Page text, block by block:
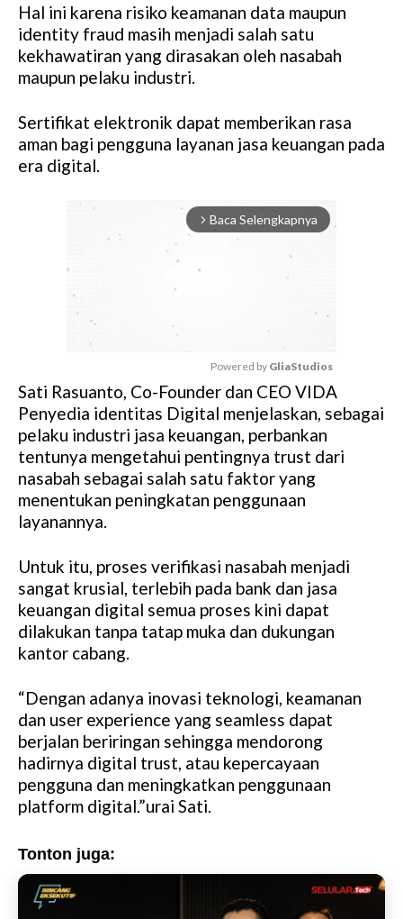
Hal ini karena risiko keamanan data maupun
identity fraud masih menjadi salah satu
kekhawatiran yang dirasakan oleh nasabah
maupun pelaku industri.
Sertifikat elektronik dapat memberikan rasa
aman bagi pengguna layanan jasa keuangan pada
era digital.
arrow_forward_ios Baca Selengkapnya
M
u
t
e
Powered by GliaStudios
Sati Rasuanto, Co-Founder dan CEO VIDA
Penyedia identitas Digital menjelaskan, sebagai
pelaku industri jasa keuangan, perbankan
tentunya mengetahui pentingnya trust dari
nasabah sebagai salah satu faktor yang
menentukan peningkatan penggunaan
layanannya.
Untuk itu, proses verifikasi nasabah menjadi
sangat krusial, terlebih pada bank dan jasa
keuangan digital semua proses kini dapat
dilakukan tanpa tatap muka dan dukungan
kantor cabang.
“Dengan adanya inovasi teknologi, keamanan
dan user experience yang seamless dapat
berjalan beriringan sehingga mendorong
hadirnya digital trust, atau kepercayaan
pengguna dan meningkatkan penggunaan
platform digital.”urai Sati.
Tonton juga: